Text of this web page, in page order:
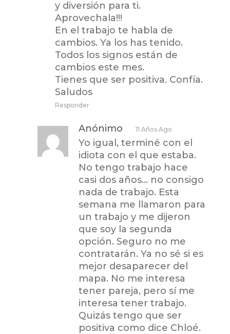
y diversión para ti.
Aprovechala!!!
En el trabajo te habla de
cambios. Ya los has tenido.
Todos los signos están de
cambios este mes.
Tienes que ser positiva. Confía.
Saludos
Responder
Anónimo 11 Años Ago
Yo igual, terminé con el
idiota con el que estaba.
No tengo trabajo hace
casi dos años… no consigo
nada de trabajo. Esta
semana me llamaron para
un trabajo y me dijeron
que soy la segunda
opción. Seguro no me
contratarán. Ya no sé si es
mejor desaparecer del
mapa. No me interesa
tener pareja, pero sí me
interesa tener trabajo.
Quizás tengo que ser
positiva como dice Chloé.